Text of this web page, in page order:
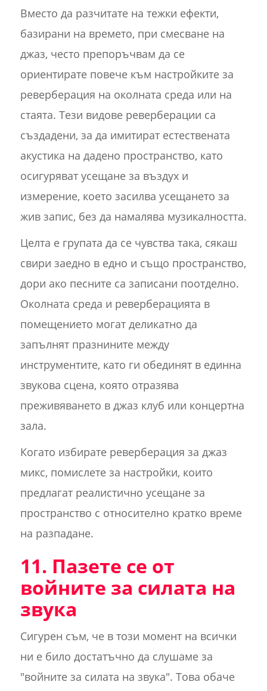
Вместо да разчитате на тежки ефекти,
базирани на времето, при смесване на
джаз, често препоръчвам да се
ориентирате повече към настройките за
реверберация на околната среда или на
стаята. Тези видове реверберации са
създадени, за да имитират естествената
акустика на дадено пространство, като
осигуряват усещане за въздух и
измерение, което засилва усещането за
жив запис, без да намалява музикалността.
Целта е групата да се чувства така, сякаш
свири заедно в едно и също пространство,
дори ако песните са записани поотделно.
Околната среда и реверберацията в
помещението могат деликатно да
запълнят празнините между
инструментите, като ги обединят в единна
звукова сцена, която отразява
преживяването в джаз клуб или концертна
зала.
Когато избирате реверберация за джаз
микс, помислете за настройки, които
предлагат реалистично усещане за
пространство с относително кратко време
на разпадане.
11. Пазете се от
войните за силата на
звука
Сигурен съм, че в този момент на всички
ни е било достатъчно да слушаме за
"войните за силата на звука". Това обаче